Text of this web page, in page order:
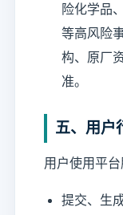
险化学品
等高风险
构、原厂
准。
五、用户
用户使用平台
提交、生